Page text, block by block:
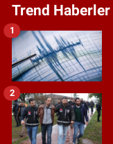
Trend Haberler
1
2